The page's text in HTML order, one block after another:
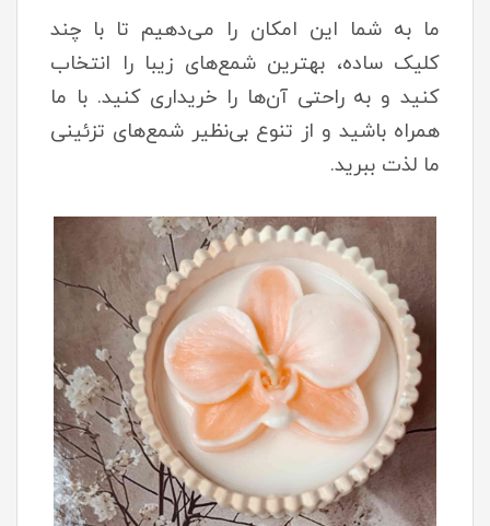
ما به شما این امکان را می‌دهیم تا با چند
کلیک ساده، بهترین شمع‌های زیبا را انتخاب
کنید و به راحتی آن‌ها را خریداری کنید. با ما
همراه باشید و از تنوع بی‌نظیر شمع‌های تزئینی
ما لذت ببرید.